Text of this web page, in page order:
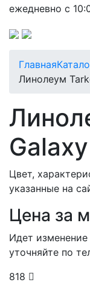
ежедневно с
Главная
Линолеум
Цвет,
указанные на
Цена за м
Идет
уточняйте по
818